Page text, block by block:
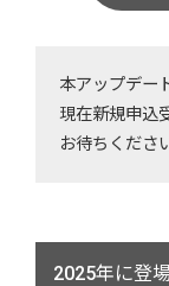
本アップデー
現在新規申込
お待ちくださ
2025年に登